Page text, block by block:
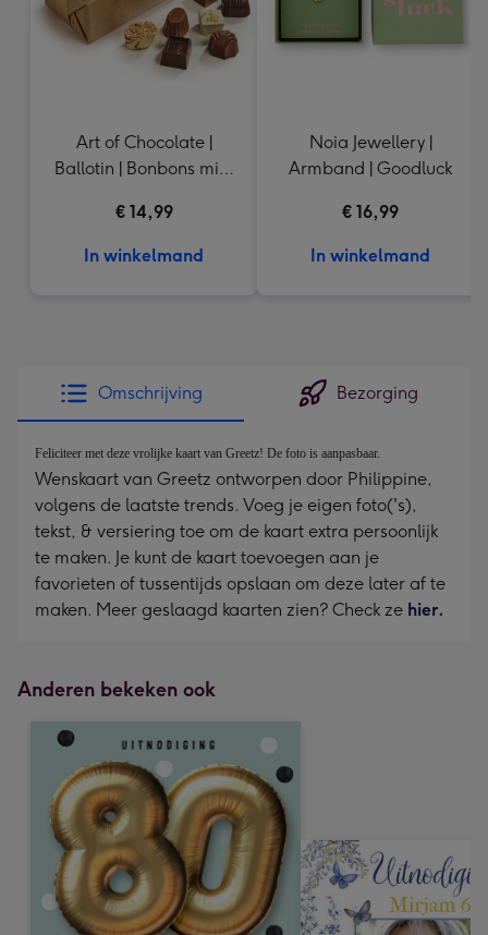
Art of Chocolate |
Ballotin | Bonbons mix |
€ 14,99
In winkelmand
Noia Jewellery |
Armband | Goodluck
€ 16,99
In winkelmand
Omschrijving Bezorging
Feliciteer met deze vrolijke kaart van Greetz! De foto is aanpasbaar.
Wenskaart van Greetz ontworpen door Philippine,
volgens de laatste trends. Voeg je eigen foto('s),
tekst, & versiering toe om de kaart extra persoonlijk
te maken. Je kunt de kaart toevoegen aan je
favorieten of tussentijds opslaan om deze later af te
maken. Meer geslaagd kaarten zien? Check ze hier.
Anderen bekeken ook